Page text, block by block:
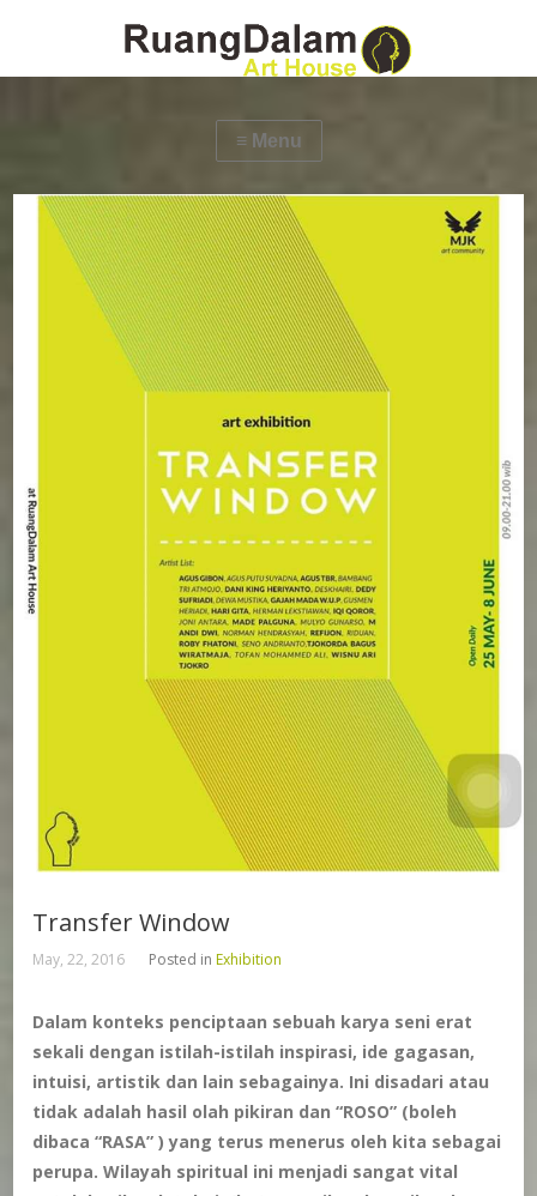
Transfer Window
May, 22, 2016 Posted inExhibition
Dalam konteks penciptaan sebuah karya seni erat
sekali dengan istilah-istilah inspirasi, ide gagasan,
intuisi, artistik dan lain sebagainya. Ini disadari atau
tidak adalah hasil olah pikiran dan “ROSO” (boleh
dibaca “RASA” ) yang terus menerus oleh kita sebagai
perupa. Wilayah spiritual ini menjadi sangat vital